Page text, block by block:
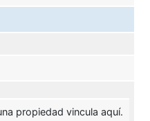
propiedad vincula aquí.